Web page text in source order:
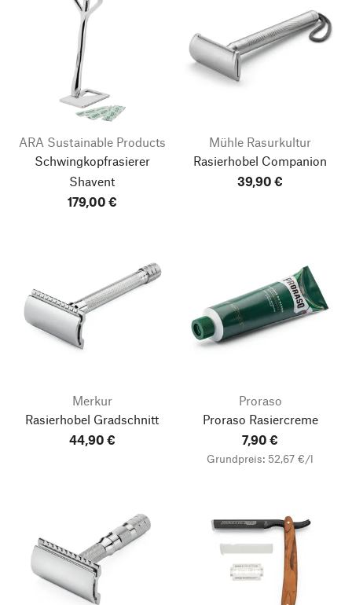
ARA Sustainable Products
Schwingkopfrasierer
Shavent
179,00 €
Mühle Rasurkultur
Rasierhobel Companion
39,90 €
Merkur
Rasierhobel Gradschnitt
44,90 €
Proraso
Proraso Rasiercreme
7,90 €
Grundpreis: 52,67 €/l